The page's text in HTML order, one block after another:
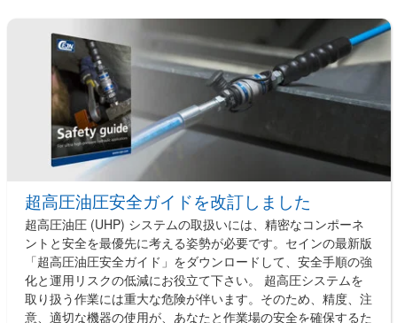
超高圧油圧安全ガイドを改訂しました
超高圧油圧 (UHP) システムの取扱いには、精密なコンポーネ
ントと安全を最優先に考える姿勢が必要です。セインの最新版
「超高圧油圧安全ガイド」をダウンロードして、安全手順の強
化と運用リスクの低減にお役立て下さい。 超高圧システムを
取り扱う作業には重大な危険が伴います。そのため、精度、注
意、適切な機器の使用が、あなたと作業場の安全を確保するた